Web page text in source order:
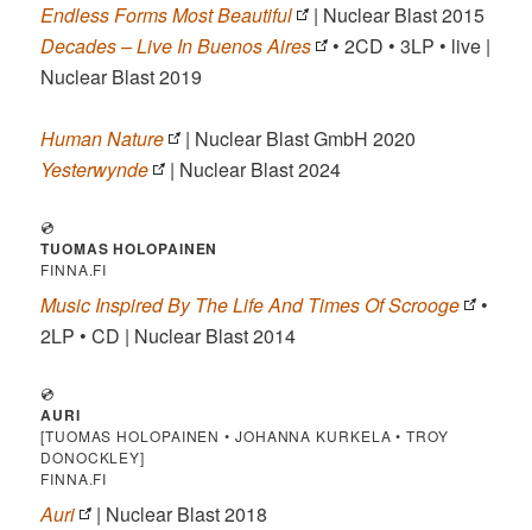
Endless Forms Most Beautiful
| Nuclear Blast 2015
Decades – Live In Buenos Aires
• 2CD • 3LP • live |
Nuclear Blast 2019
Human Nature
| Nuclear Blast GmbH 2020
Yesterwynde
| Nuclear Blast 2024
💿
TUOMAS HOLOPAINEN
FINNA.FI
Music Inspired By The Life And Times Of Scrooge
•
2LP • CD | Nuclear Blast 2014
💿
AURI
[TUOMAS HOLOPAINEN • JOHANNA KURKELA • TROY
DONOCKLEY]
FINNA.FI
Auri
| Nuclear Blast 2018